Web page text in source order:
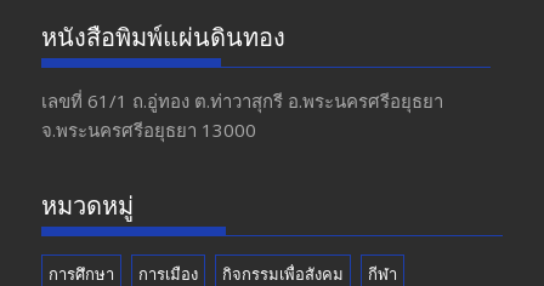
e
b
o
o
a
gr
a
m
itt
er
u
T
u
b
หนังสือพิมพ์แผ่นดินทอง
เลขที่ 61/1 ถ.อู่ทอง​ ต.​ท่าวาสุกรี​ อ.พระนครศรีอยุธยา​
จ.พระนครศรีอยุธยา 13000
หมวดหมู่
การศึกษา การเมือง กิจกรรมเพื่อสังคม กีฬา